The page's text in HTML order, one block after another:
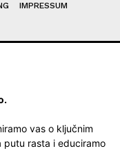
IMPRESSUM
vas o ključnim
putu rasta i educiramo